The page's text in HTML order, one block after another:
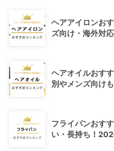
ヘアアイロンお
ズ向け・海外対
ヘアオイルおす
別やメンズ向けも
フライパンおす
い・長持ち！